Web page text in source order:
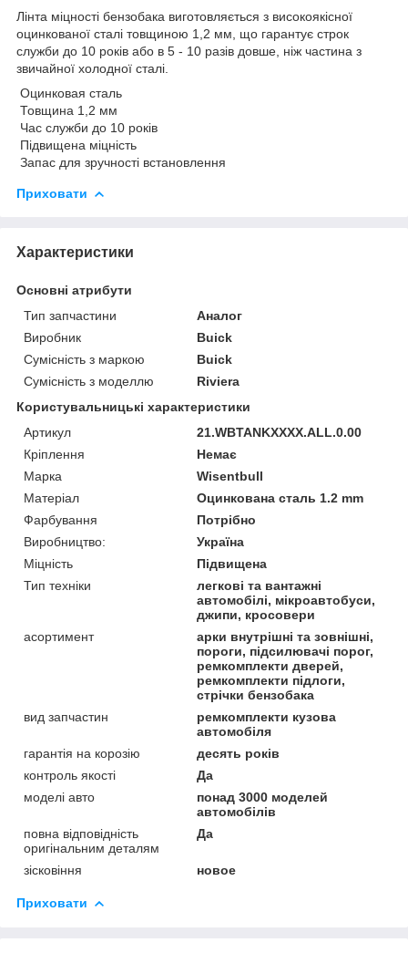
Лінта міцності бензобака виготовляється з високоякісної
оцинкованої сталі товщиною 1,2 мм, що гарантує строк
служби до 10 років або в 5 - 10 разів довше, ніж частина з
звичайної холодної сталі.
Оцинковая сталь
Товщина 1,2 мм
Час служби до 10 років
Підвищена міцність
Запас для зручності встановлення
Приховати
Характеристики
Основні атрибути
Тип запчастини
Аналог
Виробник
Buick
Сумісність з маркою
Buick
Сумісність з моделлю
Riviera
Користувальницькі характеристики
Артикул
21.WBTANKXXXX.ALL.0.00
Кріплення
Немає
Марка
Wisentbull
Матеріал
Оцинкована сталь 1.2 mm
Фарбування
Потрібно
Виробництво:
Україна
Міцність
Підвищена
Тип техніки
легкові та вантажні
автомобілі, мікроавтобуси,
джипи, кросовери
асортимент
арки внутрішні та зовнішні,
пороги, підсилювачі порог,
ремкомплекти дверей,
ремкомплекти підлоги,
стрічки бензобака
вид запчастин
ремкомплекти кузова
автомобіля
гарантія на корозію
десять років
контроль якості
Да
моделі авто
понад 3000 моделей
автомобілів
повна відповідність
оригінальним деталям
Да
зісковіння новое
Приховати